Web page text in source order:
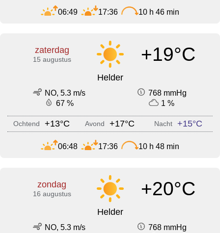
06:49 17:36 10 h 46 min
zaterdag
15 augustus +19°C
Helder
NO, 5.3 m/s
768 mmHg
67 %
1 %
Ochtend +13°C Avond +17°C Nacht +15°C
06:48 17:36 10 h 48 min
zondag
16 augustus +20°C
Helder
NO, 5.3 m/s
768 mmHg